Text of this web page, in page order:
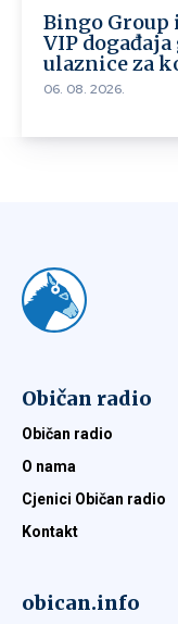
Bingo Group
VIP
ulaznice za
06. 08. 2026.
Običan radio
Običan radio
O nama
Cjenici Običan radio
Kontakt
obican.info